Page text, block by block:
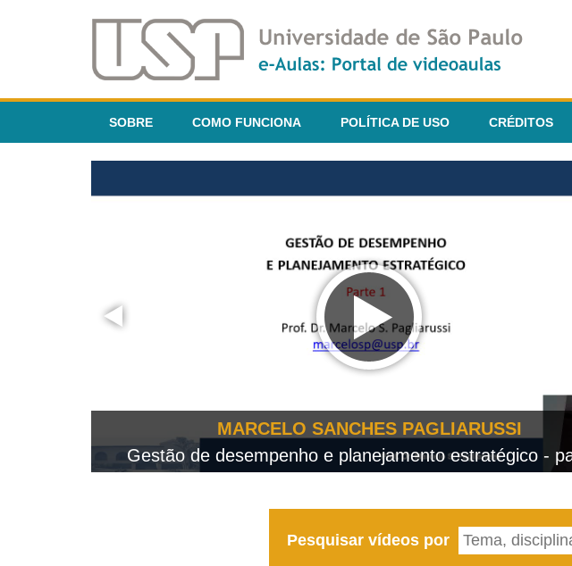
SOBRE COMO FUNCIONA POLÍTICA DE USO CRÉDITOS
MARCELO SANCHES PAGLIARUSSI
Gestão de desempenho e planejamento estratégico -
Pesquisar vídeos por